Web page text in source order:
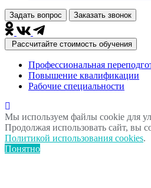
Задать вопрос Заказать звонок
Рассчитайте стоимость обучения
Профессиональная
Повышение квалификации
Рабочие специальности
Мы используем файлы cookie для
Продолжая использовать сайт, вы
Политикой использования cookies.
Понятно